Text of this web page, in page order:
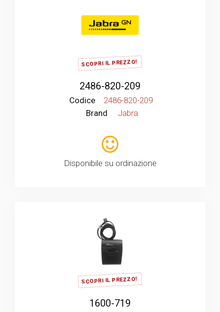
SCOPRI IL PREZZO!
2486-820-209
Codice
2486-820-209
Brand
Jabra
Disponibile su ordinazione
SCOPRI IL PREZZO!
1600-719